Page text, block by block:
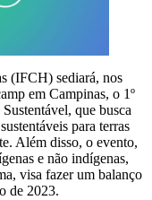
(IFCH) sediará, nos
em Campinas, o 1º
que busca
para terras
Além disso, o evento,
e não indígenas,
visa fazer um balanço
de 2023.